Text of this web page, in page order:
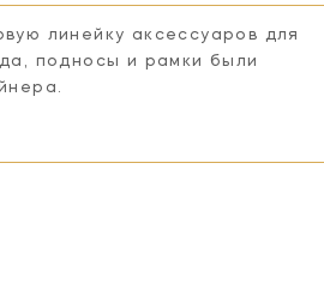
линейку аксессуаров для
подносы и рамки были